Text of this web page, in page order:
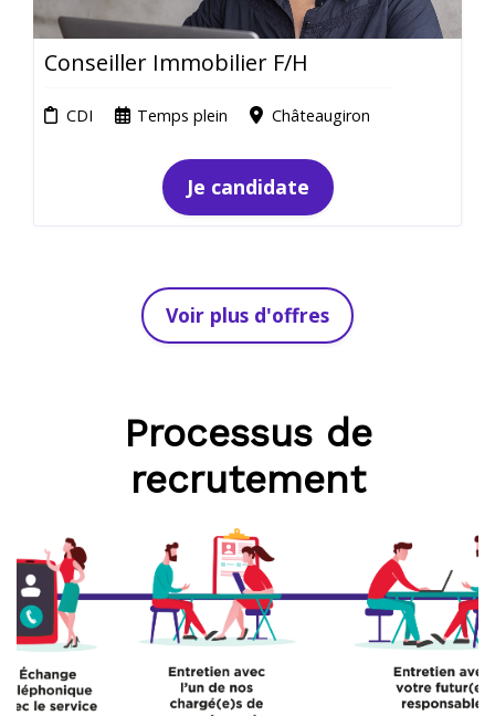
Conseiller Immobilier F/H
CDI Temps plein Châteaugiron
Je candidate
Voir plus d'offres
Processus de
recrutement